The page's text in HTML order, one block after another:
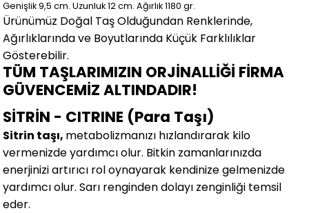
Genişlik 9,5 cm.Uzunluk 12 cm.Ağırlık 1180 gr.
Ürünümüz Doğal Taş Olduğundan Renklerinde,
Ağırlıklarında ve Boyutlarında Küçük Farklılıklar
Gösterebilir.
TÜM TAŞLARIMIZIN ORJİNALLİĞİ FİRMA
GÜVENCEMİZ ALTINDADIR!
SİTRİN - CITRINE (Para Taşı)
Sitrin taşı, metabolizmanızı hızlandırarak kilo
vermenizde yardımcı olur. Bitkin zamanlarınızda
enerjinizi artırıcı rol oynayarak kendinize gelmenizde
yardımcı olur. Sarı renginden dolayı zenginliği temsil
eder.